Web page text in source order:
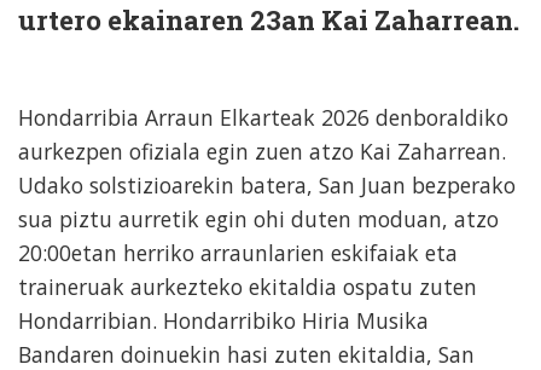
urtero ekainaren 23an Kai Zaharrean.
Hondarribia Arraun Elkarteak 2026 denboraldiko
aurkezpen ofiziala egin zuen atzo Kai Zaharrean.
Udako solstizioarekin batera, San Juan bezperako
sua piztu aurretik egin ohi duten moduan, atzo
20:00etan herriko arraunlarien eskifaiak eta
traineruak aurkezteko ekitaldia ospatu zuten
Hondarribian. Hondarribiko Hiria Musika
Bandaren doinuekin hasi zuten ekitaldia, San